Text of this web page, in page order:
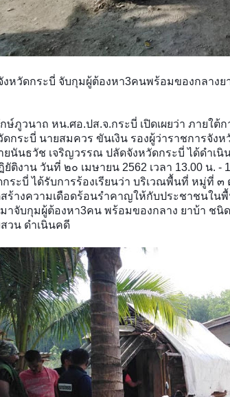
งหวัดกระบี่​ จับกุมผู้ต้องหา​3​คน​พร้อมของกลาง
ษ์ภูวนา​ถ หน.ศอ.ปส.จ.กระบี่​ เปิดเผยว่า​ ภายใต้
ดกระบี่ นายสมควร ขันเงิน รองผู้ว่าราชการจั
ยนันธวัช เจริญวรรณ ปลัดจังหวัดกระบี่ ได้ดำเ
ติงาน​ วันที่ ๒๐ เมษายน 2562 เวลา 13.00 น. -
กระบี่ ได้รับการร้องเรียนว่า บริเวณพื้นที่ หมู่ที่
สร้างความเดือดร้อนรำคาญให้กับประชาชนใน
มา​จับกุมผู้ต้องหา​3​คน​ พร้อมของกลาง ยาบ้า ช
วน ดำเนินคดี